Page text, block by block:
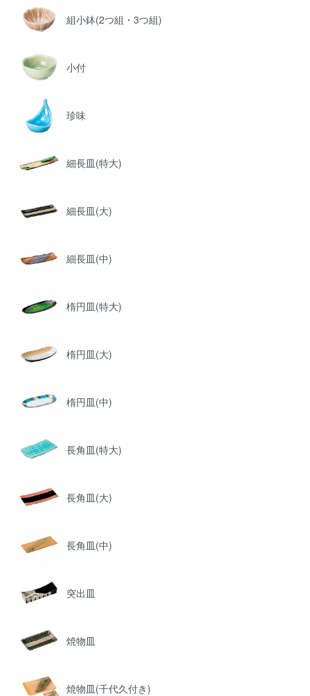
組小鉢(2つ組・3つ組)
小付
珍味
細長皿(特大)
細長皿(大)
細長皿(中)
楕円皿(特大)
楕円皿(大)
楕円皿(中)
長角皿(特大)
長角皿(大)
長角皿(中)
突出皿
焼物皿
焼物皿(千代久付き)